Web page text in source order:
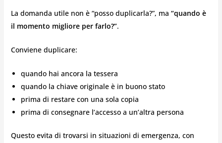
La domanda utile non è “posso duplicarla?”, ma “quando è
il momento migliore per farlo?”.
Conviene duplicare:
quando hai ancora la tessera
quando la chiave originale è in buono stato
prima di restare con una sola copia
prima di consegnare l’accesso a un’altra persona
Questo evita di trovarsi in situazioni di emergenza, con